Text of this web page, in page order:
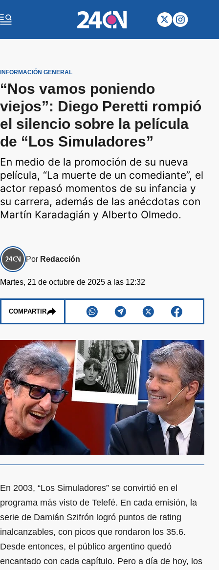
INFORMACIÓN GENERAL
“Nos vamos poniendo
viejos”: Diego Peretti rompió
el silencio sobre la película
de “Los Simuladores”
En medio de la promoción de su nueva
película, “La muerte de un comediante”, el
actor repasó momentos de su infancia y
su carrera, además de las anécdotas con
Martín Karadagián y Alberto Olmedo.
Por Redacción
Martes, 21 de octubre de 2025 a las 12:32
COMPARTIR
En 2003, “Los Simuladores” se convirtió en el
programa más visto de Telefé. En cada emisión, la
serie de Damián Szifrón logró puntos de rating
inalcanzables, con picos que rondaron los 35.6.
Desde entonces, el público argentino quedó
encantado con cada capítulo. Pero a día de hoy, los